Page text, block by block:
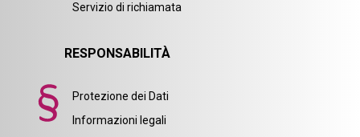
Servizio di richiamata
RESPONSABILITÀ
Protezione dei Dati
Informazioni legali